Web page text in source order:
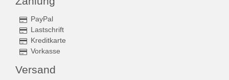
PayPal
Lastschrift
Kreditkarte
Vorkasse
Versand